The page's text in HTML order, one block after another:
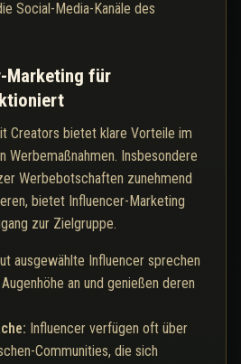
Social-Media-Kanäle des
Marketing für
Creators bietet klare Vorteile im
Werbemaßnahmen. Insbesondere
Werbebotschaften zunehmend
bietet Influencer-Marketing
zur Zielgruppe.
ausgewählte Influencer sprechen
an und genießen deren
Influencer verfügen oft über
Communities, die sich